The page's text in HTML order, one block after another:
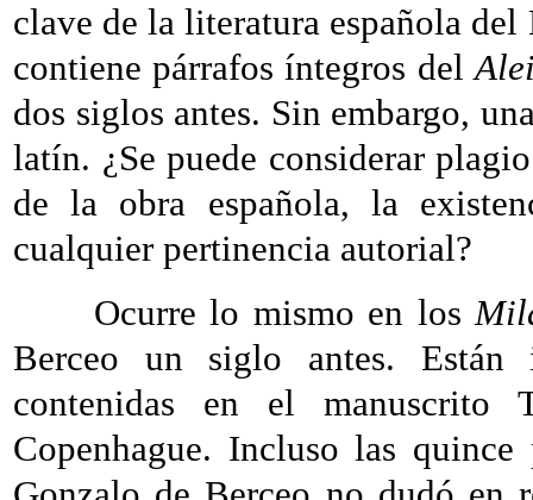
clave de la literatura española
contiene párrafos íntegros del
dos siglos antes. Sin embargo,
latín. ¿Se puede considerar
de la obra española, la
cualquier pertinencia autorial?
Ocurre lo mismo en los
Berceo un siglo antes. Están
contenidas en el
Copenhague. Incluso las